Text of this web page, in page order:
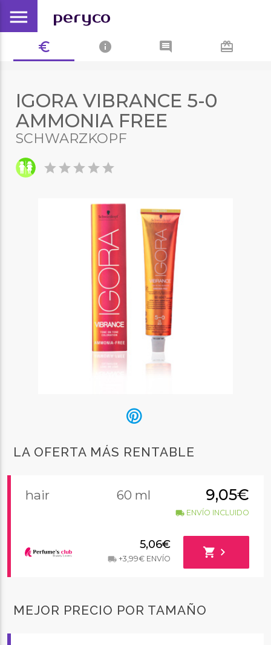
menu peryco
euro_symbol info comment card_giftcard
IGORA VIBRANCE 5-0
AMMONIA FREE
SCHWARZKOPF
starstarstarstarstar
LA OFERTA MÁS RENTABLE
hair 60 ml 9,05€
local_shippingENVÍO INCLUIDO
5,06€
local_shipping+3,99€ ENVÍO shopping_cart chevron_right
MEJOR PRECIO POR TAMAÑO